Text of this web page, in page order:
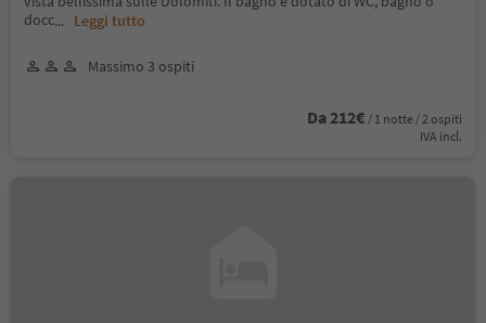
docc... Leggi tutto
Massimo 3 ospiti
Da 212€ / 1 notte / 2 ospiti
IVA incl.